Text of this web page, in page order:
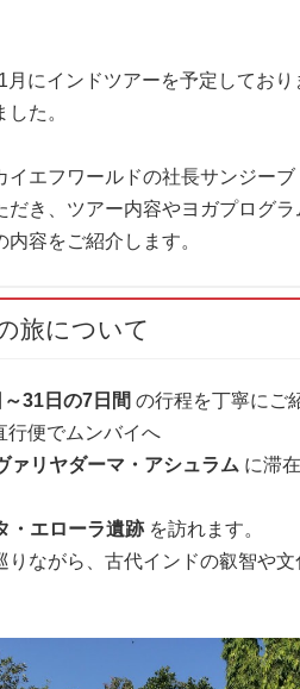
にインドツアーを予定してお
た。
イエフワールドの社長サンジー
だき、ツアー内容やヨガプログ
容をご紹介します。
旅について
31日の7日間 の行程を丁寧にご
便でムンバイへ
ァリヤダーマ・アシュラム に滞
・エローラ遺跡を訪れます。
りながら、古代インドの叡智や